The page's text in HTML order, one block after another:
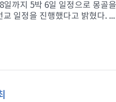
까지 5박 6일 일정으로 몽골
일정을 진행했다고 밝혔다. ...